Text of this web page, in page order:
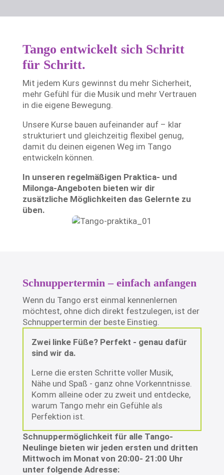
Tango entwickelt sich Schritt
für Schritt.
Mit jedem Kurs gewinnst du mehr Sicherheit,
mehr Gefühl für die Musik und mehr Vertrauen
in die eigene Bewegung.
Unsere Kurse bauen aufeinander auf – klar
strukturiert und gleichzeitig flexibel genug,
damit du deinen eigenen Weg im Tango
entwickeln können.
In unseren regelmäßigen Praktica- und
Milonga-Angeboten bieten wir dir
zusätzliche Möglichkeiten das Gelernte zu
üben.
Schnuppertermin – einfach anfangen
Wenn du Tango erst einmal kennenlernen
möchtest, ohne dich direkt festzulegen, ist der
Schnuppertermin der beste Einstieg.
Zwei linke Füße? Perfekt - genau dafür
sind wir da.
Lerne die ersten Schritte voller Musik,
Nähe und Spaß - ganz ohne Vorkenntnisse.
Komm alleine oder zu zweit und entdecke,
warum Tango mehr ein Gefühle als
Perfektion ist.
Schnuppermöglichkeit für alle Tango-
Neulinge bieten wir jeden ersten und dritten
Mittwoch im Monat von 20:00- 21:00 Uhr
unter folgende Adresse: